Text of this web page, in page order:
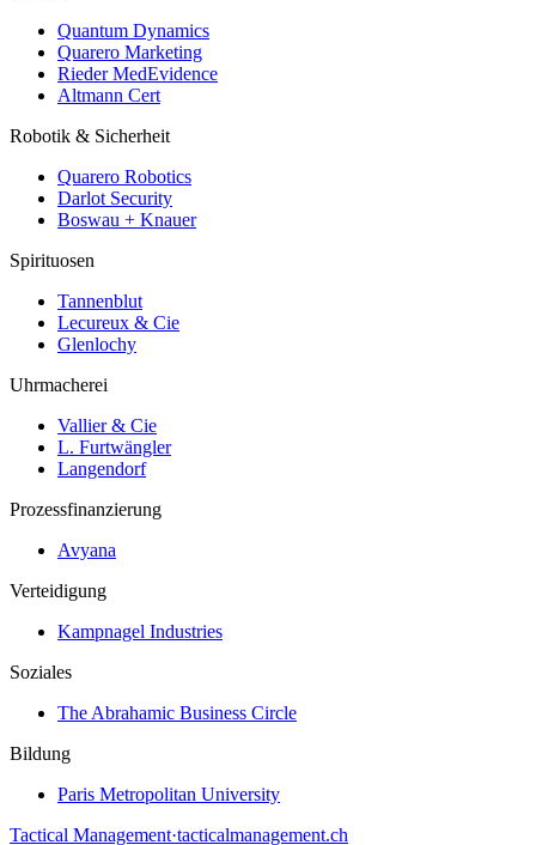
Quantum Dynamics
Quarero Marketing
Rieder MedEvidence
Altmann Cert
Robotik & Sicherheit
Quarero Robotics
Darlot Security
Boswau + Knauer
Spirituosen
Tannenblut
Lecureux & Cie
Glenlochy
Uhrmacherei
Vallier & Cie
L. Furtwängler
Langendorf
Prozessfinanzierung
Avyana
Verteidigung
Kampnagel Industries
Soziales
The Abrahamic Business Circle
Bildung
Paris Metropolitan University
Tactical Management·tacticalmanagement.ch